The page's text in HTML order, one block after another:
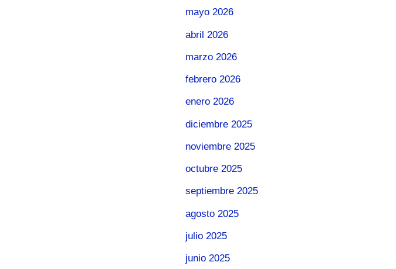
mayo 2026
abril 2026
marzo 2026
febrero 2026
enero 2026
diciembre 2025
noviembre 2025
octubre 2025
septiembre 2025
agosto 2025
julio 2025
junio 2025